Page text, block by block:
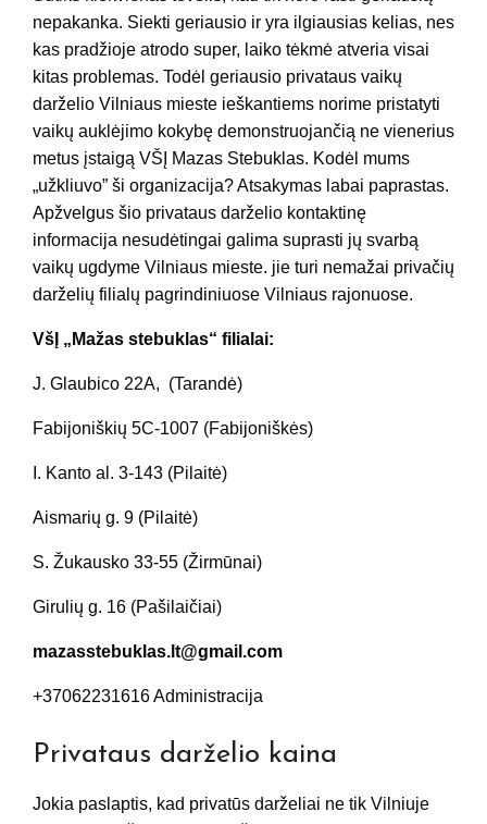
nepakanka. Siekti geriausio ir yra ilgiausias kelias, nes
kas pradžioje atrodo super, laiko tėkmė atveria visai
kitas problemas. Todėl geriausio privataus vaikų
darželio Vilniaus mieste ieškantiems norime pristatyti
vaikų auklėjimo kokybę demonstruojančią ne vienerius
metus įstaigą VŠĮ Mazas Stebuklas. Kodėl mums
„užkliuvo” ši organizacija? Atsakymas labai paprastas.
Apžvelgus šio privataus darželio kontaktinę
informacija nesudėtingai galima suprasti jų svarbą
vaikų ugdyme Vilniaus mieste. jie turi nemažai privačių
darželių filialų pagrindiniuose Vilniaus rajonuose.
VšĮ „Mažas stebuklas“ filialai:
J. Glaubico 22A, (Tarandė)
Fabijoniškių 5C-1007 (Fabijoniškės)
I. Kanto al. 3-143 (Pilaitė)
Aismarių g. 9 (Pilaitė)
S. Žukausko 33-55 (Žirmūnai)
Girulių g. 16 (Pašilaičiai)
mazasstebuklas.lt@gmail.com
+37062231616 Administracija
Privataus darželio kaina
Jokia paslaptis, kad privatūs darželiai ne tik Vilniuje